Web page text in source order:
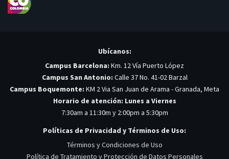
Ubícanos:
Campus Barcelona: Km. 12 Vía Puerto López
Campus San Antonio: Calle 37 No. 41-02 Barzal
Campus Boquemonte: KM 2 Via San Juan de Arama - Granada, Meta
Horario de atención: Lunes a Viernes
7:30am a 11:30m y 2:00pm a 5:30pm
Políticas de Privacidad y Términos de Uso:
Términos y Condiciones de Uso
Política de Tratamiento y Protección de Datos Personales